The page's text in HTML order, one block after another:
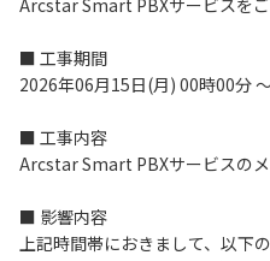
Arcstar Smart PBXサービスを
■ 工事期間
2026年06月15日(月) 00時00分
■ 工事内容
Arcstar Smart PBXサービスの
■ 影響内容
上記時間帯におきまして、以下